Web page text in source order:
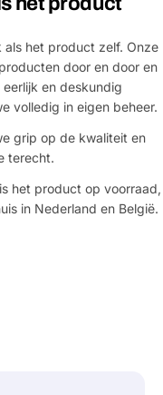
als het product zelf. Onze
door en door en
en deskundig
volledig in eigen beheer.
grip op de kwaliteit en
terecht.
het product op voorraad,
in Nederland en België.